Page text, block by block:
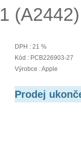
(A2442)
DPH : 21 %
Kód : PCB226903-27
Výrobce : Apple
Prodej